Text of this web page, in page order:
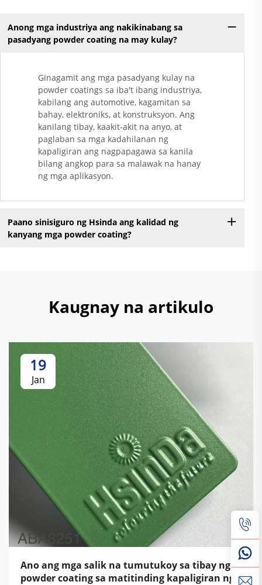
Anong mga industriya ang nakikinabang sa
pasadyang powder coating na may kulay?
Ginagamit ang mga pasadyang kulay na
powder coatings sa iba't ibang industriya,
kabilang ang automotive, kagamitan sa
bahay, elektroniks, at konstruksyon. Ang
kanilang tibay, kaakit-akit na anyo, at
paglaban sa mga kadahilanan ng
kapaligiran ang nagpapagawa sa kanila
bilang angkop para sa malawak na hanay
ng mga aplikasyon.
Paano sinisiguro ng Hsinda ang kalidad ng
kanyang mga powder coating?
Kaugnay na artikulo
19
Jan
Ano ang mga salik na tumutukoy sa tibay ng
powder coating sa matitinding kapaligiran ng